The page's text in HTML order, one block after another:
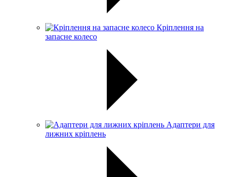
Кріплення на
запасне колесо
Адаптери для
лижних кріплень